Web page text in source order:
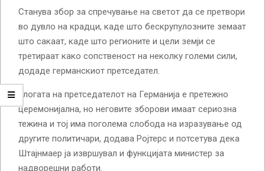
Станува збор за спречување на светот да се претвори
во дувло на крадци, каде што бескрупулозните земаат
што сакаат, каде што регионите и цели земји се
третираат како сопственост на неколку големи сили,
додаде германскиот претседател.
Улогата на претседателот на Германија е претежно
церемонијална, но неговите зборови имаат сериозна
тежина и тој има поголема слобода на изразување од
другите политичари, додава Ројтерс и потсетува дека
Штајнмаер ја извршувал и функцијата министер за
надворешни работи.